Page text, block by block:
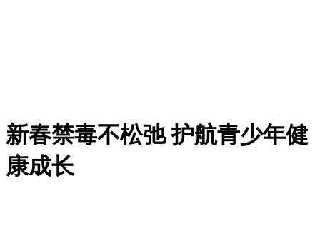
新春禁毒不松弛 护航青少年健
康成长